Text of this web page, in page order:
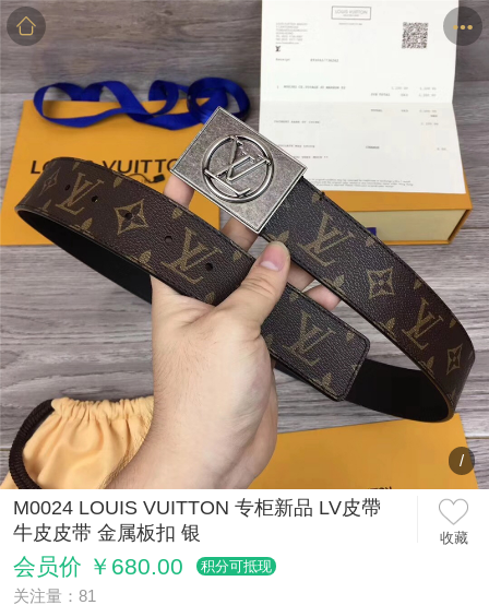
商品 详情 评价
/
M0024 LOUIS VUITTON 专柜新品 LV皮帶
牛皮皮带 金属板扣 银
收藏
会员价 ￥680.00 积分可抵现
关注量：81